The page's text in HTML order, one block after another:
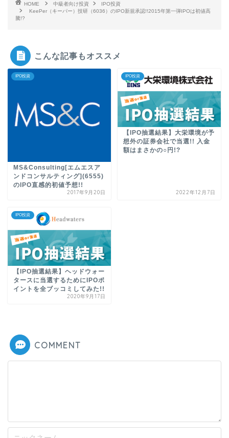
HOME 中級者向け投資
IPO投資
KeePer（キーパー）技研（6036）のIPO新規承認!!2015年第一弾IPOは初値高
騰!?
こんな記事もオススメ
IPO投資
MS&Consulting[エムエスア
ンドコンサルティング](6555)
のIPO直感的初値予想!!
2017年9月20日
IPO投資
【IPO抽選結果】大栄環境が予
想外の証券会社で当選!! 入金
額はまさかの○円!?
2022年12月7日
IPO投資
【IPO抽選結果】ヘッドウォー
タースに当選するためにIPOポ
イントを全ブッコミしてみた!!
2020年9月17日
COMMENT